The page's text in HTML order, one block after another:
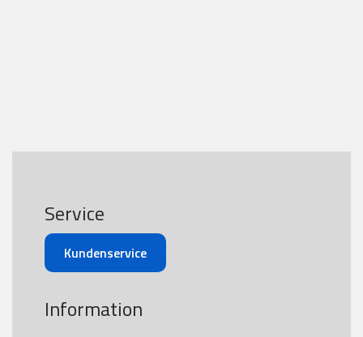
Service
Kundenservice
Information